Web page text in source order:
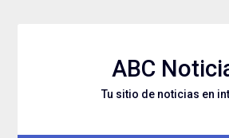
ABC
Tu sitio de noticias en